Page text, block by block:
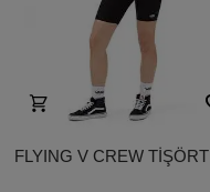
FLYING V CREW TİŞÖRT